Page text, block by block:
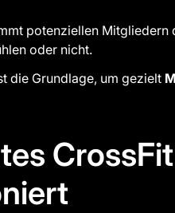
potenziellen
oder nicht.
die Grundlage, um gezielt